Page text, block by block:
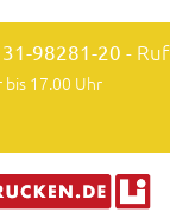
98281-20 -
bis 17.00 Uhr